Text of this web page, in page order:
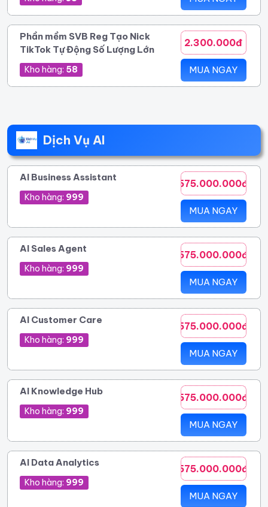
Phần mềm SVB Reg Tạo Nick
TikTok Tự Động Số Lượng Lớn
Kho hàng: 58
2.300.000đ
MUA NGAY
Dịch Vụ AI
AI Business Assistant
Kho hàng: 999
575.000.000đ
MUA NGAY
AI Sales Agent
Kho hàng: 999
575.000.000đ
MUA NGAY
AI Customer Care
Kho hàng: 999
575.000.000đ
MUA NGAY
AI Knowledge Hub
Kho hàng: 999
575.000.000đ
MUA NGAY
AI Data Analytics
Kho hàng: 999
575.000.000đ
MUA NGAY